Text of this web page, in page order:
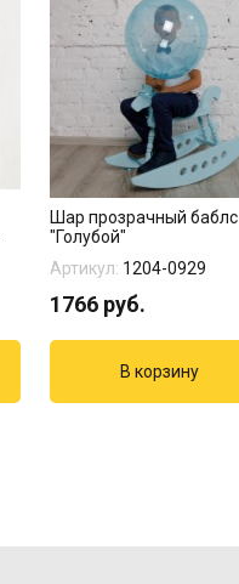
Шар прозрачный баблс
"Голубой"
Артикул: 1204-0929
1766 руб.